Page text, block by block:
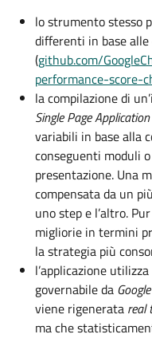
lo strumento stesso
differenti in base
(github.com/
performance-score-
la compilazione di
Single Page Application
variabili in base alla
conseguenti moduli
presentazione. Una
compensata da un
uno step e l’altro.
migliorie in termini
la strategia più
l’applicazione
governabile da
viene rigenerata real
ma che